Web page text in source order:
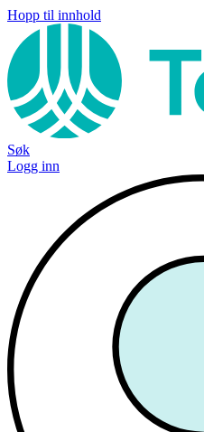
Hopp til innhold
Søk
Logg inn